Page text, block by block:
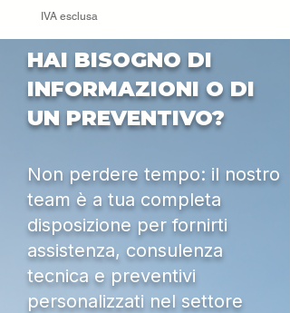
IVA esclusa
HAI BISOGNO DI
INFORMAZIONI O DI
UN PREVENTIVO?
Non perdere tempo: il nostro
team è a tua completa
disposizione per fornirti
assistenza, consulenza
tecnica e preventivi
personalizzati nel settore